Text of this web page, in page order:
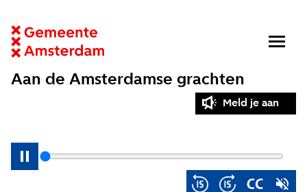
Aan de Amsterdamse grachten
Meld je aan